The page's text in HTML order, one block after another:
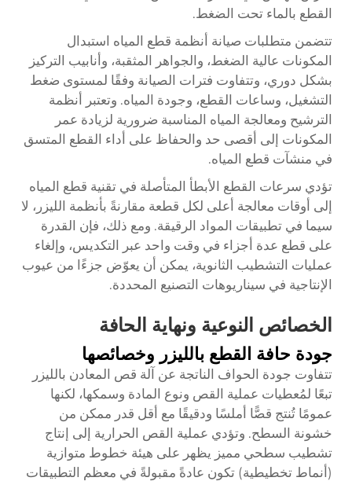
القطع بالماء تحت الضغط.
تتضمن متطلبات صيانة أنظمة قطع المياه استبدال
المكونات عالية الضغط، والجواهر المثقبة، وأنابيب التركيز
بشكل دوري، وتتفاوت فترات الصيانة وفقًا لمستوى ضغط
التشغيل، وساعات القطع، وجودة المياه. وتعتبر أنظمة
الترشيح ومعالجة المياه المناسبة ضرورية لزيادة عمر
المكونات إلى أقصى حد والحفاظ على أداء القطع المتسق
في منشآت قطع المياه.
تؤدي سرعات القطع الأبطأ المتأصلة في تقنية قطع المياه
إلى أوقات معالجة أعلى لكل قطعة مقارنةً بأنظمة الليزر، لا
سيما في تطبيقات المواد الرقيقة. ومع ذلك، فإن القدرة
على قطع عدة أجزاء في وقت واحد عبر التكديس، وإلغاء
عمليات التشطيب الثانوية، يمكن أن يعوّض جزءًا من عيوب
الإنتاجية في سيناريوهات التصنيع المحددة.
الخصائص النوعية ونهاية الحافة
جودة حافة القطع بالليزر وخصائصها
تتفاوت جودة الحواف الناتجة عن آلة قص المعادن بالليزر
تبعًا لمُعطيات عملية القص ونوع المادة وسمكها، لكنها
عمومًا تُنتج قصًّا أملسًا ودقيقًا مع أقل قدر ممكن من
خشونة السطح. وتؤدي عملية القص الحرارية إلى إنتاج
تشطيب سطحي مميز يظهر على هيئة خطوط متوازية
(أنماط تخطيطية) تكون عادةً مقبولةً في معظم التطبيقات